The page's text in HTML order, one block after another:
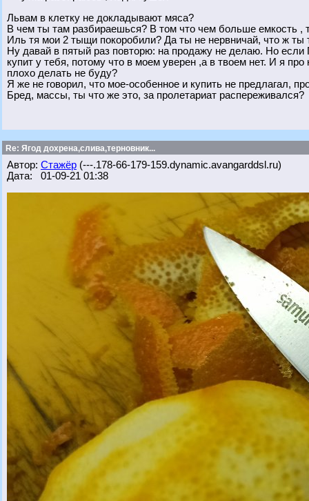
Львам в клетку не докладывают мяса?
В чем ты там разбираешься? В том что чем больше емкость ,
Иль тя мои 2 тыщи покоробили? Да ты не нервничай, что ж ты
Ну давай в пятый раз повторю: на продажу не делаю. Но
купит у тебя, потому что в моем уверен ,а в твоем нет. И я
плохо делать не буду?
Я же не говорил, что мое-особенное и купить не предлагал,
Бред, массы, ты что же это, за пролетариат распереживался?
Re: Ягод дохрена,слива,терновник...
Автор: Стажёр (---.178-66-179-159.dynamic.avangarddsl.ru)
Дата: 01-09-21 01:38